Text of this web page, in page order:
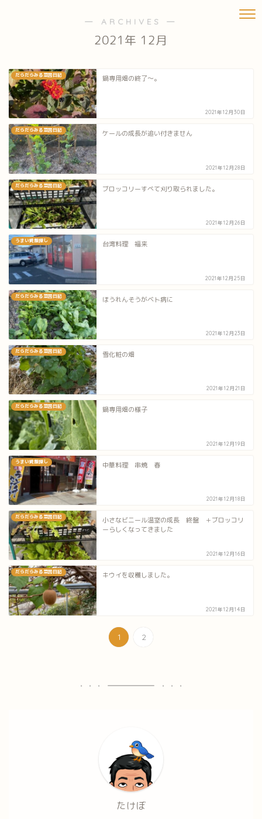
― ARCHIVES ―
2021年 12月
だらだらみる菜園日記 鍋専用畑の終了～。
2021年12月30日
だらだらみる菜園日記 ケールの成長が追い付きません
2021年12月28日
だらだらみる菜園日記 ブロッコリーすべて刈り取られました。
2021年12月26日
うまい焼飯探し 台湾料理 福来
2021年12月25日
だらだらみる菜園日記 ほうれんそうがベト病に
2021年12月23日
だらだらみる菜園日記 雪化粧の畑
2021年12月21日
だらだらみる菜園日記 鍋専用畑の様子
2021年12月19日
うまい焼飯探し 中華料理 串焼 春
2021年12月18日
だらだらみる菜園日記
小さなビニール温室の成長 終盤 ＋ブロッコリ
ーらしくなってきました
2021年12月16日
だらだらみる菜園日記 キウイを収穫しました。
2021年12月14日
1 2
たけぼ